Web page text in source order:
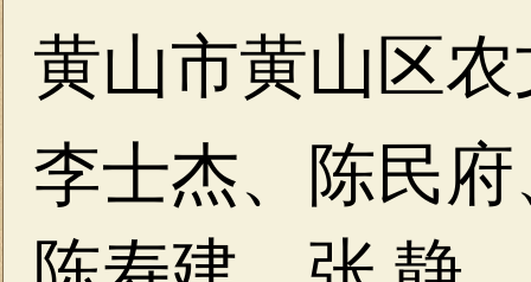
黄山市黄山区
李士杰、陈民